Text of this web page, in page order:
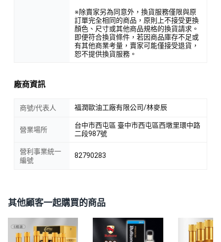
※除賣家另為同意外，換貨服務僅限與原
訂單完全相同的商品，原則上不接受更換
顏色、尺寸或其他商品規格的換貨請求。
即便符合換貨條件，若因商品庫存不足或
有其他商業考量，賣家可能僅接受退貨，
恕不提供換貨服務。
廠商資訊
商號/代表人 福潤歐油工廠有限公司/林麥辰
營業場所
台中市西屯區 臺中市西屯區西墩里環中路
二段987號
營利事業統一
編號
82790283
其他顧客一起購買的商品